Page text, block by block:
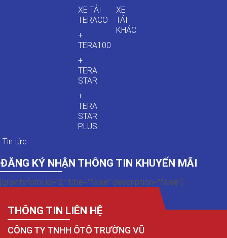
XE TẢI
TERACO
+
TERA100
+
TERA
STAR
+
TERA
STAR
PLUS
XE
TẢI
KHÁC
Tin tức
ĐĂNG KÝ NHẬN THÔNG TIN KHUYẾN MÃI
[gravityform id="2" title="false" description="false"]
THÔNG TIN LIÊN HỆ
CÔNG TY TNHH ÔTÔ TRƯỜNG VŨ